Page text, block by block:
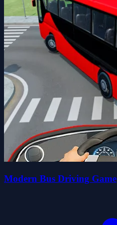
Modern Bus Driving Game